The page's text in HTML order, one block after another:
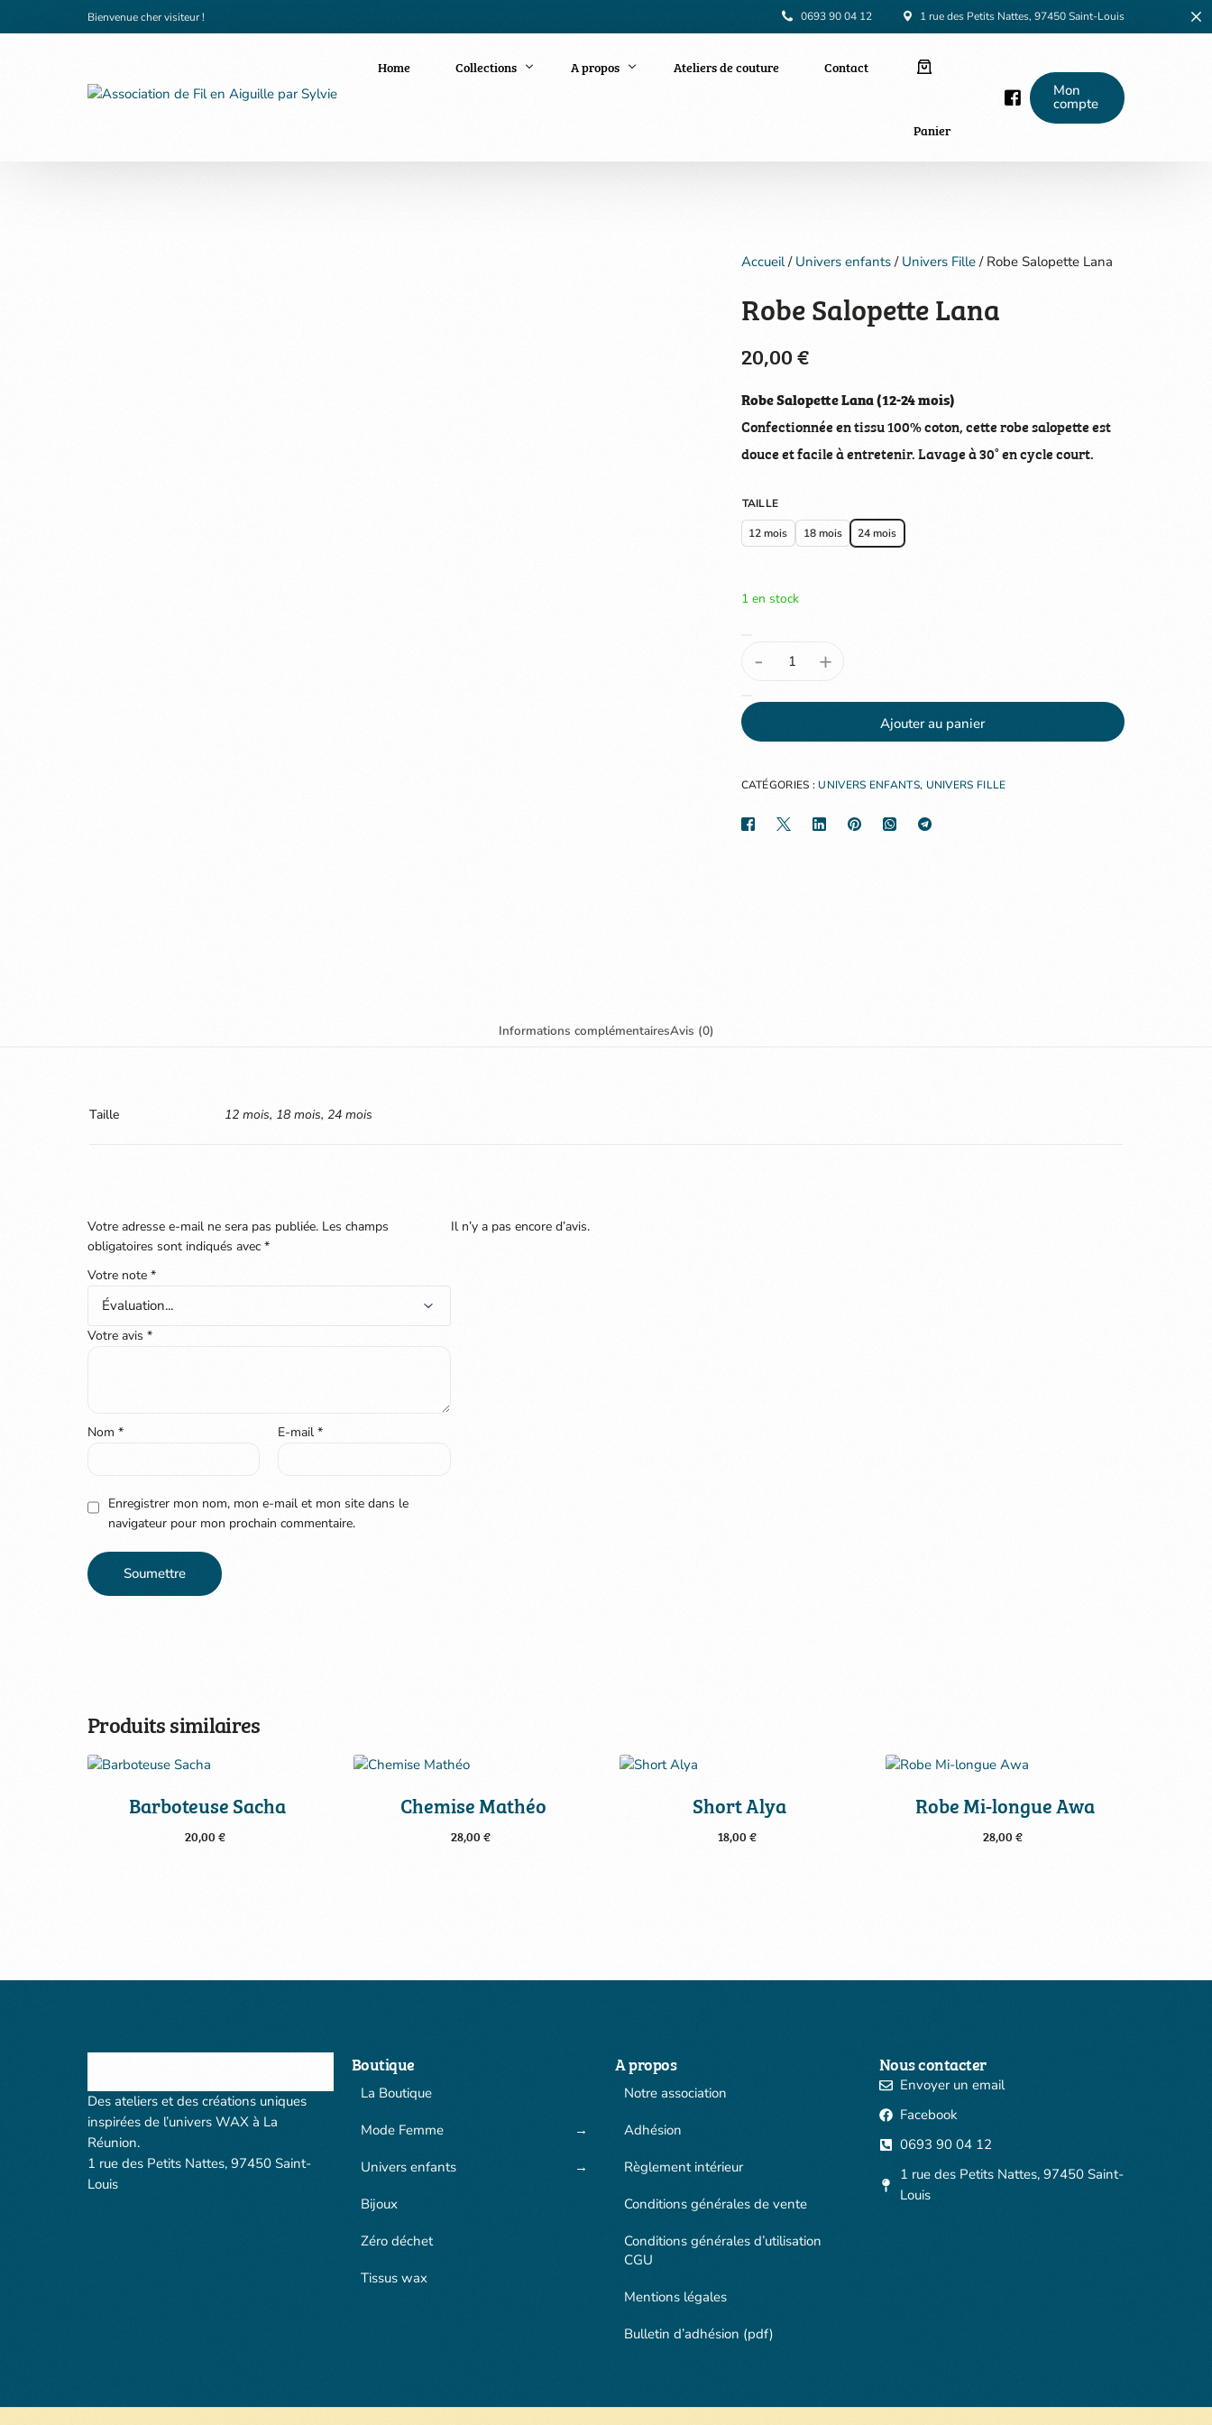
Bienvenue cher visiteur ! 0693 90 04 12 1 rue des Petits Nattes, 97450 Saint-Louis
Home Collections A propos Ateliers de couture Contact
Panier
Mon
compte
Accueil/ Univers enfants/ Univers Fille/ Robe Salopette Lana
Robe Salopette Lana
20,00€
Robe Salopette Lana (12-24 mois)
Confectionnée en tissu 100% coton, cette robe salopette est
douce et facile à entretenir. Lavage à 30° en cycle court.
TAILLE
12 mois 18 mois 24 mois
1 en stock
+
-
Ajouter au panier
CATÉGORIES : UNIVERS ENFANTS, UNIVERS FILLE
Informations complémentairesAvis (0)
Taille 12 mois, 18 mois, 24 mois
Il n’y a pas encore d’avis.
Votre adresse e-mail ne sera pas publiée. Les champs
obligatoires sont indiqués avec *
Votre note *
Votre avis *
Nom * E-mail*
Enregistrer mon nom, mon e-mail et mon site dans le
navigateur pour mon prochain commentaire.
Produits similaires
Barboteuse Sacha
20,00€
Chemise Mathéo
28,00€
Short Alya
18,00€
Robe Mi-longue Awa
28,00€
Des ateliers et des créations uniques
inspirées de l’univers WAX à La
Réunion.
1 rue des Petits Nattes, 97450 Saint-
Louis
Boutique
La Boutique
Mode Femme
Univers enfants
Bijoux
Zéro déchet
Tissus wax
A propos
Notre association
Adhésion
Règlement intérieur
Conditions générales de vente
Conditions générales d’utilisation
CGU
Mentions légales
Bulletin d’adhésion (pdf)
Nous contacter
Envoyer un email
Facebook
0693 90 04 12
1 rue des Petits Nattes, 97450 Saint-
Louis